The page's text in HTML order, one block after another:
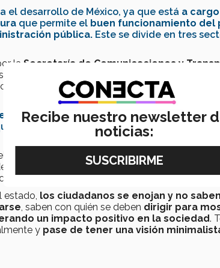
el desarrollo de México, ya que está a
que permite el buen funcionamiento del
pública. Este se divide en tres
la Secretaría de Comunicaciones y
sector tiene como
autopistas y vías férreas; puertos
de carreterasrealizadas a nivel
o unidades deportivas, en cosas como
, llevada a cabo por laDirección
rehabilitarydar mantenimiento
o parques, así como la iluminación de
estado, los ciudadanos se enojan y no
, saben con quién se deben dirigir para
un impacto positivo en la sociedad.
y pase de tener una visión
Recibe nuestro newsletter
noticias: